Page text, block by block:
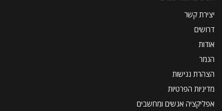
יצירת קשר
דרושים
אודות
הנמר
הצהרת נגישות
מדיניות הפרטיות
אפליקציה אנשים ומחשבים